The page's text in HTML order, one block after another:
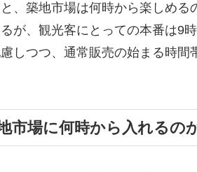
、築地市場は何時から楽しめ
が、観光客にとっての本番は9
しつつ、通常販売の始まる時間
市場に何時から入れるの